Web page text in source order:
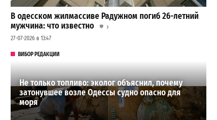
В одесском жилмассиве Радужном погиб 26-летний
мужчина: что известно
3
27-07-2026 в 13:47
ВИБОР РЕДАКЦИИ
Не только топливо: эколог объяснил, почему
затонувшее возле Одессы судно опасно для
моря